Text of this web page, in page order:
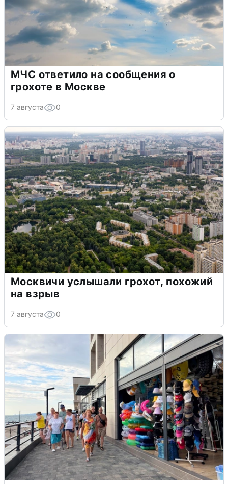
МЧС ответило на сообщения о
грохоте в Москве
7 августа 0
Москвичи услышали грохот, похожий
на взрыв
7 августа 0